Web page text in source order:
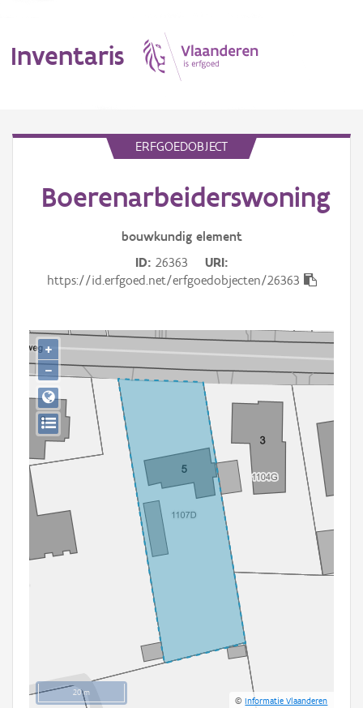
Inventaris
Erfgoedobject
Gebeurtenis
Persoon of collectief
Downloads
Hergebruik
Aanmelden
ERFGOEDOBJECT
Boerenarbeiderswoning
bouwkundig element
ID 26363
URI
https://id.erfgoed.net/erfgoedobjecten/26363
20 m
©Informatie Vlaanderen
+
−